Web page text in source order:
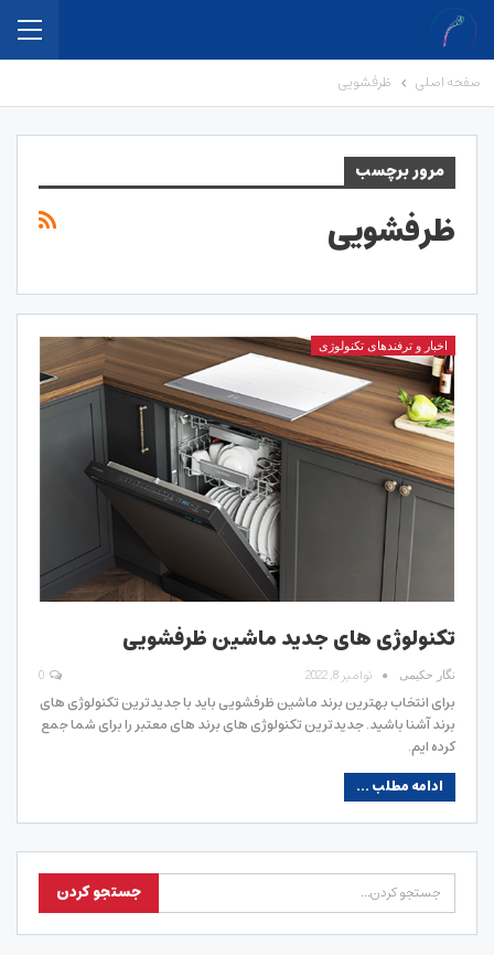
صفحه اصلی ظرفشویی
مرور برچسب
ظرفشویی
اخبار و ترفندهای تکنولوژی
تکنولوژی های جدید ماشین ظرفشویی
نگار حکیمی نوامبر 8, 2022
برای انتخاب بهترین برند ماشین ظرفشویی باید با جدیدترین تکنولوژی های
برند آشنا باشید. جدیدترین تکنولوژی های برند های معتبر را برای شما جمع
کرده ایم.
ادامه مطلب ...